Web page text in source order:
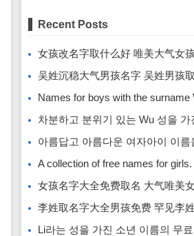
Recent Posts
女孩改名字取什么好 唯美大气女
吴姓沉稳大气男孩名字 吴姓男孩
Names for boys with the surname Wu that are calm and atmospheric. Names for boys with the
차분하고 분위기 있는 Wu 성을 가진 남자아이의 이
아름답고 아름다운 여자아이 이름을 위한 무료 이름 모
A collection of free names for girls. Beautiful and beautiful
女孩名字大全免费取名 大气唯美女孩
李姓取名字大全男孩免费 罕见李姓男孩
Li라는 성을 가진 소년 이름의 무료 컬렉션입니다. Li라는 성을 가진 희귀한 소년 이름